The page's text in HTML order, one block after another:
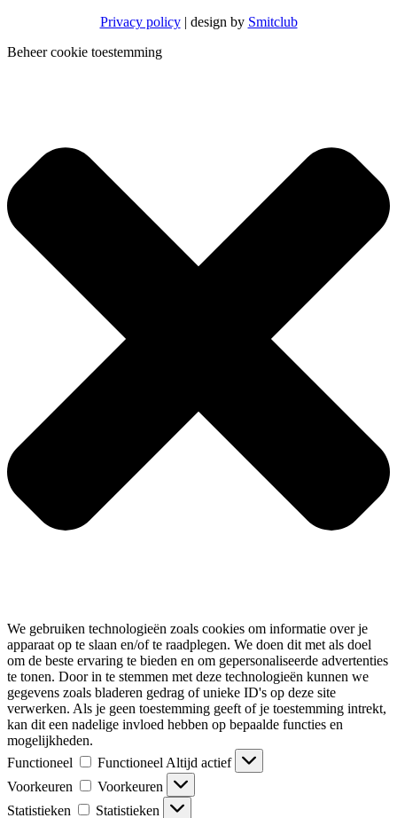
Privacy policy| design by Smitclub
Beheer cookie toestemming
We gebruiken technologieën zoals cookies om informatie over je
apparaat op te slaan en/of te raadplegen. We doen dit met als doel
om de beste ervaring te bieden en om gepersonaliseerde advertenties
te tonen. Door in te stemmen met deze technologieën kunnen we
gegevens zoals bladeren gedrag of unieke ID's op deze site
verwerken. Als je geen toestemming geeft of je toestemming intrekt,
kan dit een nadelige invloed hebben op bepaalde functies en
mogelijkheden.
Functioneel
Functioneel Altijd actief
Voorkeuren
Voorkeuren
Statistieken
Statistieken